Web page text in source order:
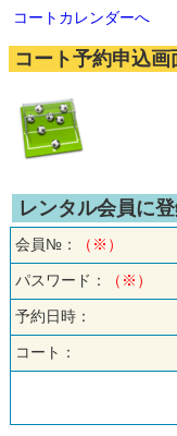
コートカレンダーへ
コート予約申込画
レンタル会員に
会員№：
（※）
パスワード： （※）
予約日時：
コート：